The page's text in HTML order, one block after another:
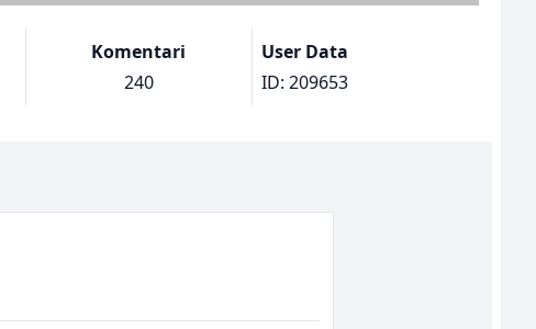
Komentari
240
User Data
ID: 209653